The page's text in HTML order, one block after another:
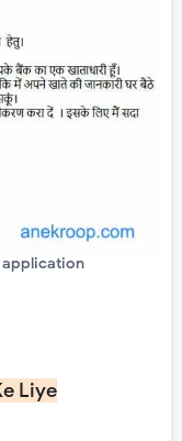
application
Liye